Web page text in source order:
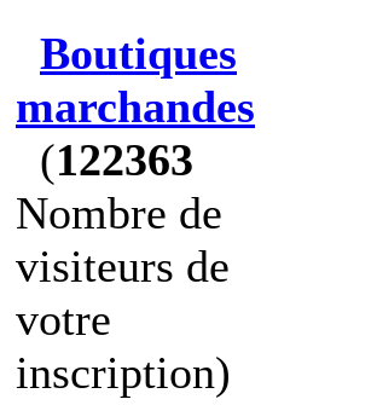
Boutiques
marchandes
(122363
Nombre de
visiteurs de
votre
inscription)